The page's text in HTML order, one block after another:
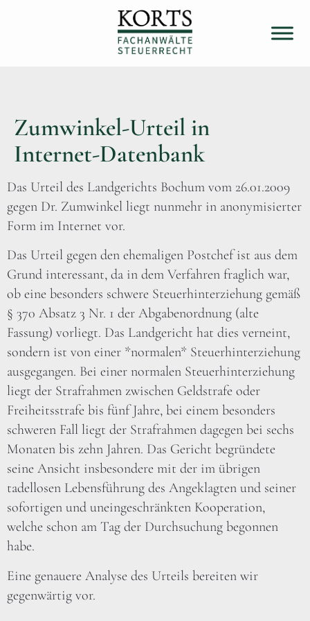
Zumwinkel-Urteil in
Internet-Datenbank
Das Urteil des Landgerichts Bochum vom 26.01.2009
gegen Dr. Zumwinkel liegt nunmehr in anonymisierter
Form im Internet vor.
Das Urteil gegen den ehemaligen Postchef ist aus dem
Grund interessant, da in dem Verfahren fraglich war,
ob eine besonders schwere Steuerhinterziehung gemäß
§ 370 Absatz 3 Nr. 1 der Abgabenordnung (alte
Fassung) vorliegt. Das Landgericht hat dies verneint,
sondern ist von einer *normalen* Steuerhinterziehung
ausgegangen. Bei einer normalen Steuerhinterziehung
liegt der Strafrahmen zwischen Geldstrafe oder
Freiheitsstrafe bis fünf Jahre, bei einem besonders
schweren Fall liegt der Strafrahmen dagegen bei sechs
Monaten bis zehn Jahren. Das Gericht begründete
seine Ansicht insbesondere mit der im übrigen
tadellosen Lebensführung des Angeklagten und seiner
sofortigen und uneingeschränkten Kooperation,
welche schon am Tag der Durchsuchung begonnen
habe.
Eine genauere Analyse des Urteils bereiten wir
gegenwärtig vor.